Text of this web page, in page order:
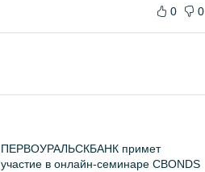
0 0
ПЕРВОУРАЛЬСКБАНК примет
участие в онлайн-семинаре CBONDS